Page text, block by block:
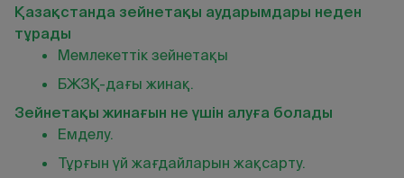
Қазақстанда зейнетақы аударымдары неден
тұрады
Мемлекеттік зейнетақы
БЖЗҚ-дағы жинақ.
Зейнетақы жинағын не үшін алуға болады
Емделу.
Тұрғын үй жағдайларын жақсарту.